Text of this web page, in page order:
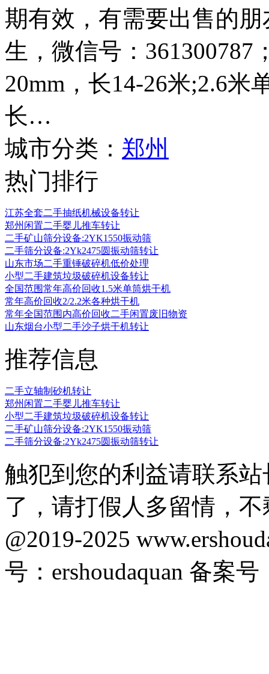
期有效，有需要出售的朋
生，微信号：361300787
20mm，长14-26米;2.6米
长…
城市分类： 郑州
热门排行
江苏全套二手抽纸机械设备转让
郑州闲置二手婴儿推车转让
二手矿山筛分设备:2YK1550振动筛
二手筛分设备:2Yk2475圆振动筛转让
山东市场二手重锤破碎机低价处理
小型二手建筑垃圾破碎机设备转让
全国范围常年高价回收1.5米单筒烘干机
常年高价回收2/2.2米各种烘干机
常年全国范围内高价回收二手闲置废旧物资
山东烟台小型二手沙子烘干机转让
推荐信息
二手立轴制砂机转让
郑州闲置二手婴儿推车转让
小型二手建筑垃圾破碎机设备转让
二手矿山筛分设备:2YK1550振动筛
二手筛分设备:2Yk2475圆振动筛转让
触犯到您的利益请联系
了，请打假人多留情，
@2019-2025
号：ershoudaquan 备案